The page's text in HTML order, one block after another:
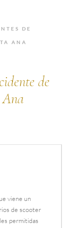
DE
ANA
de
Ana
viene un
de scooter
permitidas